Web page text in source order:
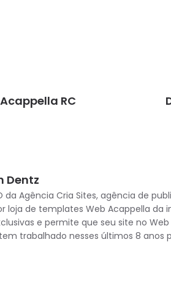
RC
Dentz
da Agência Cria Sites, agência de
loja de templates Web Acappella
e permite que seu site no
trabalhado nesses últimos 8